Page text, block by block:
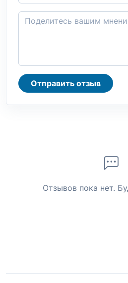
Отправить отзыв
Отзывов пока нет.